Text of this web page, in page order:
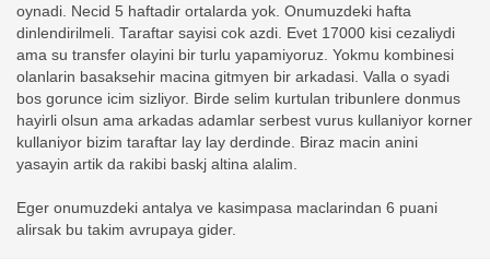
oynadi. Necid 5 haftadir ortalarda yok. Onumuzdeki hafta
dinlendirilmeli. Taraftar sayisi cok azdi. Evet 17000 kisi cezaliydi
ama su transfer olayini bir turlu yapamiyoruz. Yokmu kombinesi
olanlarin basaksehir macina gitmyen bir arkadasi. Valla o syadi
bos gorunce icim sizliyor. Birde selim kurtulan tribunlere donmus
hayirli olsun ama arkadas adamlar serbest vurus kullaniyor korner
kullaniyor bizim taraftar lay lay derdinde. Biraz macin anini
yasayin artik da rakibi baskj altina alalim.
Eger onumuzdeki antalya ve kasimpasa maclarindan 6 puani
alirsak bu takim avrupaya gider.